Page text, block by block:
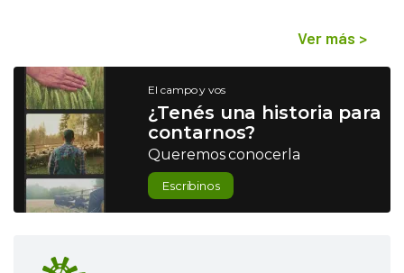
Ver más >
El campo y vos
¿Tenés una historia para
contarnos?
Queremos conocerla
Escribinos